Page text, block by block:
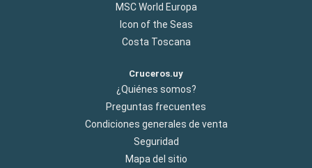
MSC World Europa
Icon of the Seas
Costa Toscana
Cruceros.uy
¿Quiénes somos?
Preguntas frecuentes
Condiciones generales de venta
Seguridad
Mapa del sitio